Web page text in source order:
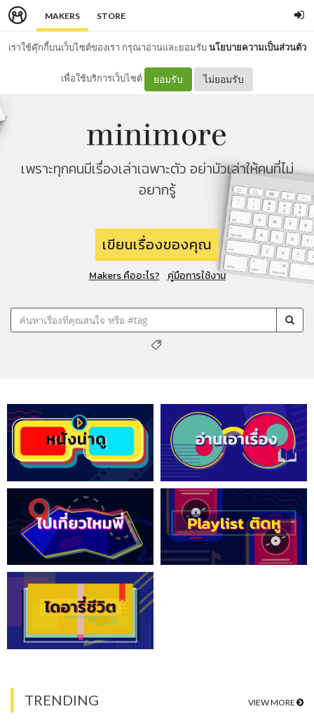
MAKERS STORE
เราใช้คุ๊กกี้บนเว็บไซต์ของเรา กรุณาอ่านและยอมรับนโยบายความเป็นส่วนตัว
เพื่อใช้บริการเว็บไซต์ ยอมรับ ไม่ยอมรับ
เพราะทุกคนมีเรื่องเล่าเฉพาะตัว อย่ามัวเล่าให้คนที่ไม่
อยากรู้
เขียนเรื่องของคุณ
Makers คืออะไร? คู่มือการใช้งาน
TRENDING VIEW MORE